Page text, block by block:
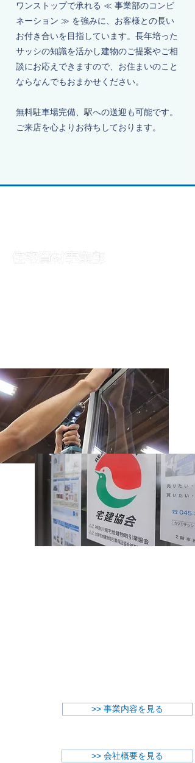
ワンストップで承れる ≪ 事業部のコンビ
ネーション ≫ を強みに、お客様との長い
お付き合いを目指しています。長年培った
サッシの知識を活かし建物のご提案やご相
談にお応えできますので、お住まいのこと
ならなんでもおまかせください。
無料駐車場完備、駅への送迎も可能です。
ご来店を心よりお待ちしております。
>> 事業内容を見る
​>> 会社概要を見る